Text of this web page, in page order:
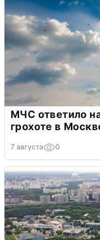
МЧС ответило
грохоте в
7 августа 0